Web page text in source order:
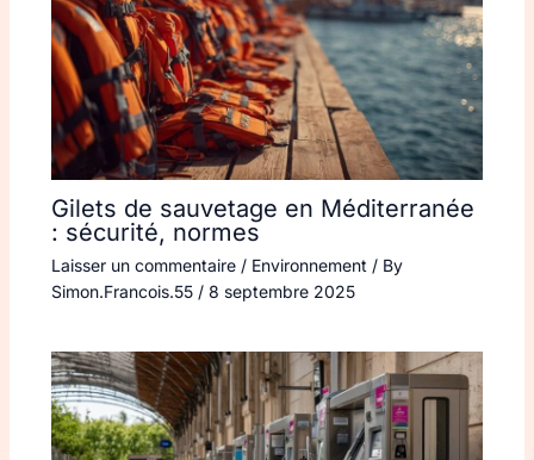
Gilets de sauvetage en Méditerranée
: sécurité, normes
Laisser un commentaire / Environnement / By
Simon.Francois.55 / 8 septembre 2025